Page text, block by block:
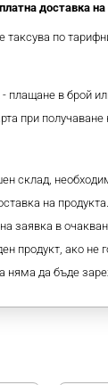
доставка
таксува по
в брой
при получаване
склад,
на продукта.
заявка в
продукт, ако не
няма да бъде